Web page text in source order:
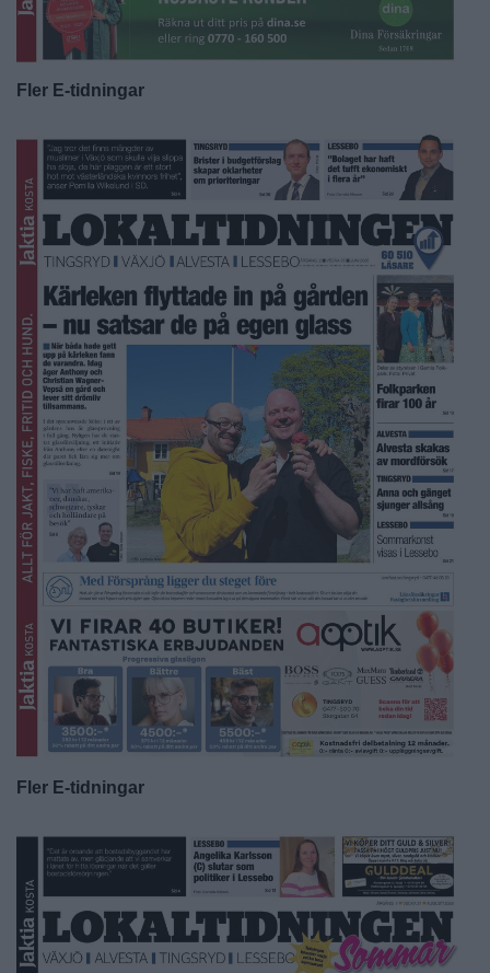
Fler E-tidningar
Fler E-tidningar